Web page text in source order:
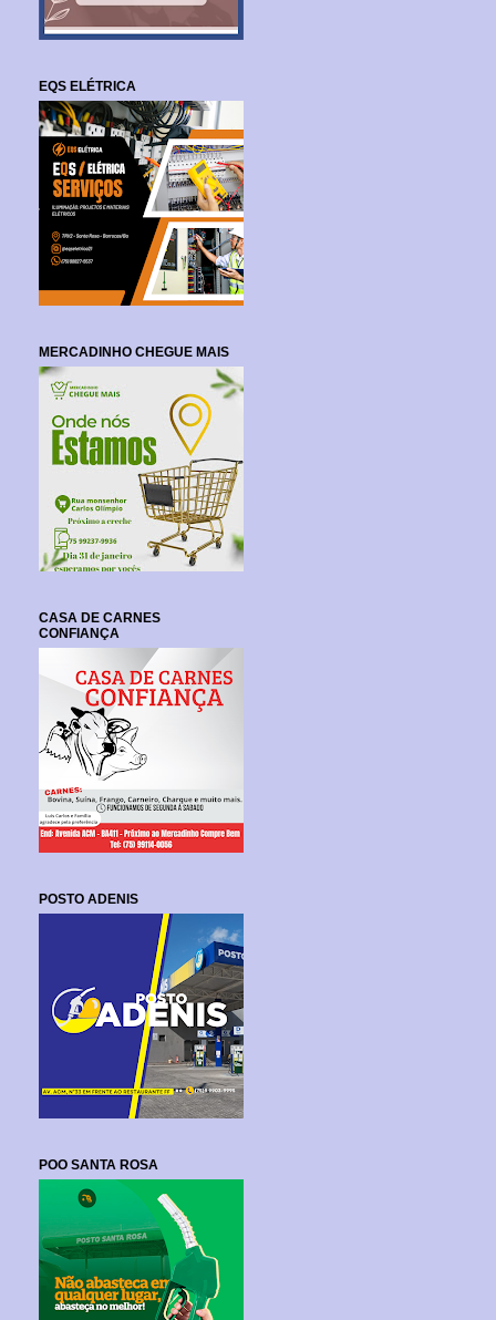
EQS ELÉTRICA
MERCADINHO CHEGUE MAIS
CASA DE CARNES
CONFIANÇA
POSTO ADENIS
POO SANTA ROSA